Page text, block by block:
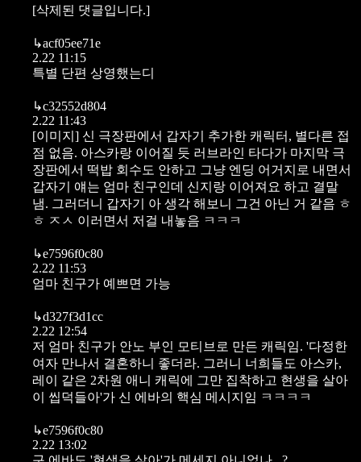
[삭제된 댓글입니다.]
↳acf05ee71e
2.22 11:15
특별 단편 상영했는디
↳c32552d804
2.22 11:43
[이미지] 신 극장판에서 갑자기 추가한 캐릭터, 별다른 접
점 없음. 아스카랑 이어질 듯 러브라인 타다가 마지막 극
장판에서 떡밥 회수도 안하고 그냥 엔딩 어거지로 내면서
갑자기 얘는 엄마 친구인데 신지랑 이어져요 하고 결말
냄. 그러더니 갑자기 아 생각 해보니 그건 아닌 거 같음 ㅎ
ㅎ ㅈㅅ 이러면서 저걸 내놓음 ㅋㅋㅋ
↳e7596f0c80
2.22 11:53
엄마 친구가 예쁘면 가능
↳d327f3d1cc
2.22 12:54
저 엄마 친구가 안노 부인 모티브로 만든 캐릭임. '다정한
여자 만나서 결혼하니 좋더라. 그러니 너희들도 아스카,
레이 같은 2차원 애니 캐릭에 그만 집착하고 현생을 살아
이 씹덕들아'가 신 에바의 핵심 메시지임 ㅋㅋㅋㅋ
↳e7596f0c80
2.22 13:02